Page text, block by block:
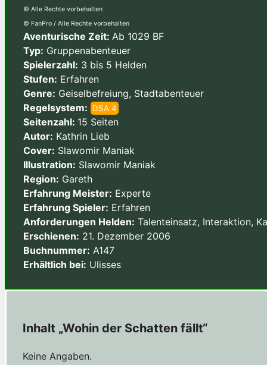
© Alle Rechte vorbehalten
© FanPro / Alle Rechte vorbehalten
Aventurische Zeit: Ab 1029 BF
Typ: Gruppenabenteuer
Spielerzahl: 3 bis 5 Helden
Stufen: Erfahren
Genre: Geiselbefreiung, Stadtabenteuer
Regelsystem:
DSA 4
Seitenzahl: 15 Seiten
Autor: Kathrin Lieb
Cover: Slawomir Maniak
Illustration: Slawomir Maniak
Region: Gareth
Erfahrung Meister: Experte
Erfahrung Spieler: Erfahren
Anforderungen Helden: Talenteinsatz, Interaktion,
Erschienen: 21. Dezember 2006
Buchnummer: A147
Erhältlich bei: Ulisses
Inhalt „Wohin der Schatten fällt“
Keine Angaben.